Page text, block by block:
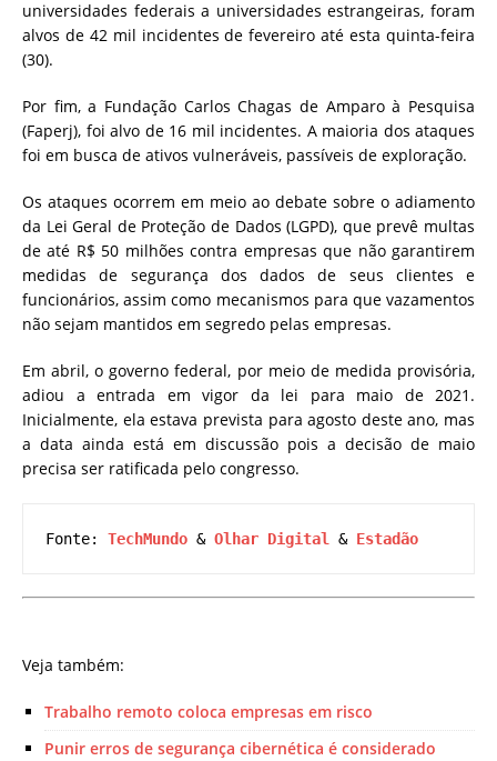
universidades federais a universidades estrangeiras, foram
alvos de 42 mil incidentes de fevereiro até esta quinta-feira
(30).
Por fim, a Fundação Carlos Chagas de Amparo à Pesquisa
(Faperj), foi alvo de 16 mil incidentes. A maioria dos ataques
foi em busca de ativos vulneráveis, passíveis de exploração.
Os ataques ocorrem em meio ao debate sobre o adiamento
da Lei Geral de Proteção de Dados (LGPD), que prevê multas
de até R$ 50 milhões contra empresas que não garantirem
medidas de segurança dos dados de seus clientes e
funcionários, assim como mecanismos para que vazamentos
não sejam mantidos em segredo pelas empresas.
Em abril, o governo federal, por meio de medida provisória,
adiou a entrada em vigor da lei para maio de 2021.
Inicialmente, ela estava prevista para agosto deste ano, mas
a data ainda está em discussão pois a decisão de maio
precisa ser ratificada pelo congresso.
Fonte: TechMundo & Olhar Digital & Estadão
Veja também:
Trabalho remoto coloca empresas em risco
Punir erros de segurança cibernética é considerado